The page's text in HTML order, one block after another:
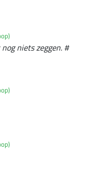
niets zeggen. #